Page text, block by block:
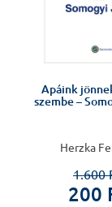
Apáink
szembe
Herzka
1.600
200